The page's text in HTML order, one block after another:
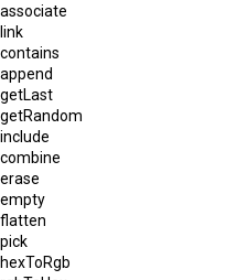
associate
link
contains
append
getLast
getRandom
include
combine
erase
empty
flatten
pick
hexToRgb